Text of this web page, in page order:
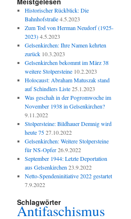
Historischer Rückblick: Die
Bahnhofstraße 4.5.2023
Zum Tod von Herman Neudorf (1925-
2023) 4.5.2023
Gelsenkirchen: Ihre Namen kehrten
zurück 10.3.2023
Gelsenkirchen bekommt im März 38
weitere Stolpersteine 10.2.2023
Holocaust: Abraham Matuszak stand
auf Schindlers Liste 25.1.2023
Was geschah in der Pogromwoche im
November 1938 in Gelsenkirchen?
9.11.2022
Stolpersteine: Bildhauer Demnig wird
heute 75 27.10.2022
Gelsenkirchen: Weitere Stolpersteine
für NS-Opfer 26.9.2022
September 1944: Letzte Deportation
aus Gelsenkirchen 23.9.2022
Netto-Spendeninitiative 2022 gestartet
7.9.2022
Schlagwörter
Antifaschismus